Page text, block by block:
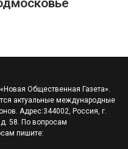
Общественная Газета».
актуальные международные
Адрес:344002, Россия, г.
58. По вопросам
пишите: